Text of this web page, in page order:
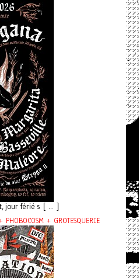
jour férié s [ ... ]
+ GROTESQUERIE